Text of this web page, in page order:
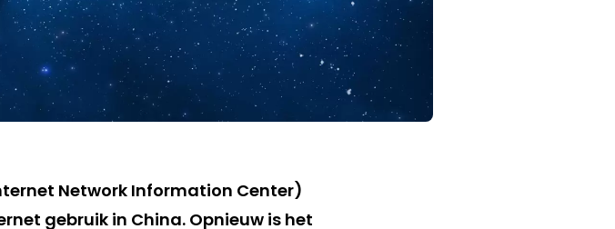
Network Information Center)
gebruik in China. Opnieuw is het